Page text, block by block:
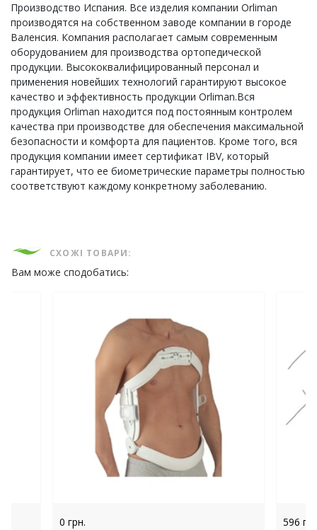
Производство Испания. Все изделия компании Orliman
производятся на собственном заводе компании в городе
Валенсия. Компания располагает самым современным
оборудованием для производства ортопедической
продукции. Высококвалифицированный персонал и
применения новейших технологий гарантируют высокое
качество и эффективность продукции Orliman.Вся
продукция Orliman находится под постоянным контролем
качества при производстве для обеспечения максимальной
безопасности и комфорта для пациентов. Кроме того, вся
продукция компании имеет сертификат IBV, который
гарантирует, что ее биометрические параметры полностью
соответствуют каждому конкретному заболеванию.
СХОЖІ ТОВАРИ:
Вам може сподобатись:
0 грн.
596